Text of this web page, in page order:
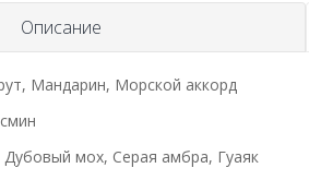
Описание
Мандарин, Морской аккорд
Дубовый мох, Серая амбра, Гуаяк